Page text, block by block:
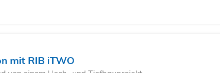
mit RIB iTWO